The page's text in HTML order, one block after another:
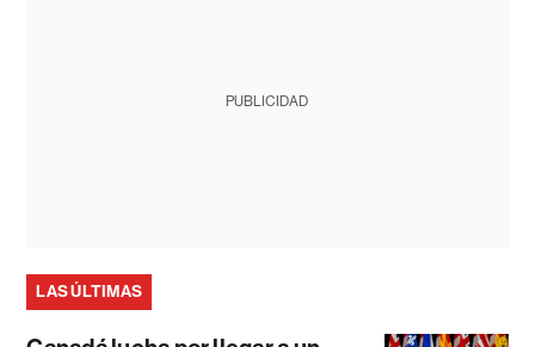
PUBLICIDAD
LAS ÚLTIMAS